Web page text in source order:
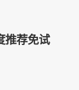
推荐免试